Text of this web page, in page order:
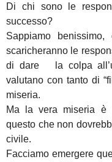
Di chi sono le
successo?
Sappiamo
scaricheranno le
di dare la colpa
valutano con tanto di
miseria.
Ma la vera miseria è
questo che non
civile.
Facciamo emergere